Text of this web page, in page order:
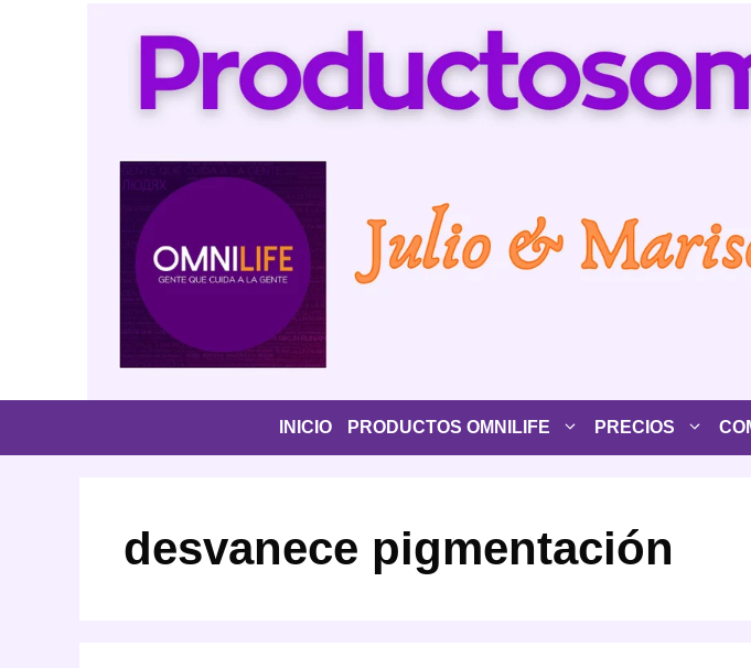
INICIO PRODUCTOS OMNILIFE PRECIOS
desvanece pigmentación